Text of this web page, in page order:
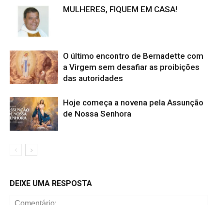
MULHERES, FIQUEM EM CASA!
O último encontro de Bernadette com
a Virgem sem desafiar as proibições
das autoridades
Hoje começa a novena pela Assunção
de Nossa Senhora
DEIXE UMA RESPOSTA